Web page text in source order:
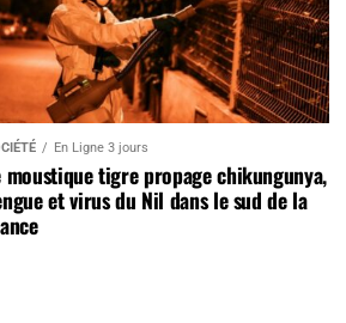
En Ligne 3 jours
moustique tigre propage chikungunya,
et virus du Nil dans le sud de la